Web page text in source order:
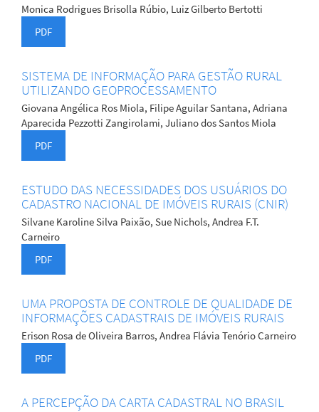
Monica Rodrigues Brisolla Rúbio, Luiz Gilberto Bertotti
PDF
SISTEMA DE INFORMAÇÃO PARA GESTÃO RURAL
UTILIZANDO GEOPROCESSAMENTO
Giovana Angélica Ros Miola, Filipe Aguilar Santana, Adriana
Aparecida Pezzotti Zangirolami, Juliano dos Santos Miola
PDF
ESTUDO DAS NECESSIDADES DOS USUÁRIOS DO
CADASTRO NACIONAL DE IMÓVEIS RURAIS (CNIR)
Silvane Karoline Silva Paixão, Sue Nichols, Andrea F.T.
Carneiro
PDF
UMA PROPOSTA DE CONTROLE DE QUALIDADE DE
INFORMAÇÕES CADASTRAIS DE IMÓVEIS RURAIS
Erison Rosa de Oliveira Barros, Andrea Flávia Tenório Carneiro
PDF
A PERCEPÇÃO DA CARTA CADASTRAL NO BRASIL